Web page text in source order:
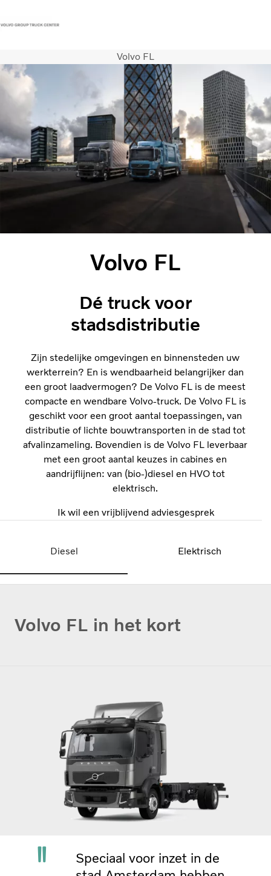
VacaturesPersberichten
Volvo Trucks
Renault Trucks
Renault Bedrijfswagens
Services
Duurzaam
Onze vestigingen
Volvo FL
Volvo FL
Dé truck voor
stadsdistributie
Zijn stedelijke omgevingen en binnensteden uw
werkterrein? En is wendbaarheid belangrijker dan
een groot laadvermogen? De Volvo FL is de meest
compacte en wendbare Volvo-truck. De Volvo FL is
geschikt voor een groot aantal toepassingen, van
distributie of lichte bouwtransporten in de stad tot
afvalinzameling. Bovendien is de Volvo FL leverbaar
met een groot aantal keuzes in cabines en
aandrijflijnen: van (bio-)diesel en HVO tot
elektrisch.
Ik wil een vrijblijvend adviesgesprek
Diesel Elektrisch
Volvo FL in het kort
Speciaal voor inzet in de